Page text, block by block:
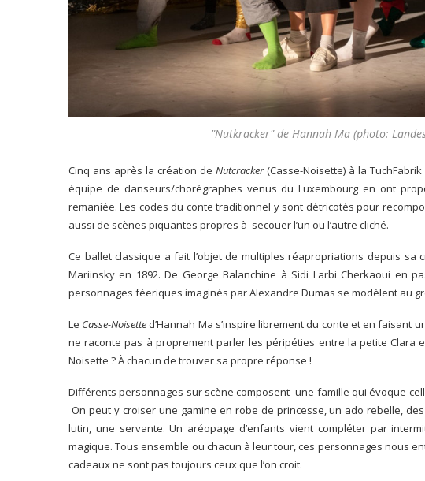
"Nutkracker" de Hannah Ma (photo:
Cinq ans après la création de Nutcracker(Casse-Noisette) à la
équipe de danseurs/chorégraphes venus du Luxembourg en ont
remaniée. Les codes du conte traditionnel y sont détricotés pour
aussi de scènes piquantes propres à secouer l’un ou l’autre cliché.
Ce ballet classique a fait l’objet de multiples réapropriations depuis sa
Mariinsky en 1892. De George Balanchine à Sidi Larbi Cherkaoui en
personnages féeriques imaginés par Alexandre Dumas se modèlent au
Le Casse-Noisette d’Hannah Ma s’inspire librement du conte et en faisant
ne raconte pas à proprement parler les péripéties entre la petite Clara
Noisette ? À chacun de trouver sa propre réponse !
Différents personnages sur scène composent une famille qui évoque
On peut y croiser une gamine en robe de princesse, un ado rebelle,
lutin, une servante. Un aréopage d’enfants vient compléter par
magique. Tous ensemble ou chacun à leur tour, ces personnages nous
cadeaux ne sont pas toujours ceux que l’on croit.